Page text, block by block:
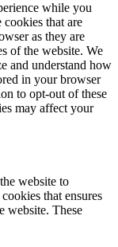
while you
that are
as they are
of the website. We
and understand how
in your browser
to opt-out of these
may affect your
website to
that ensures
website. These